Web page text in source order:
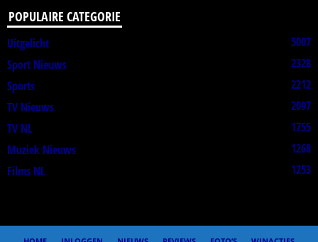
POPULAIRE CATEGORIE
Uitgelicht
5007
Sport Nieuws
2328
Sports
2212
TV Nieuws
2097
TV NL
1755
Muziek Nieuws
1268
Films NL
1253